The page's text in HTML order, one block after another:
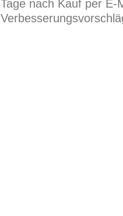
Tage nach Kauf per E-